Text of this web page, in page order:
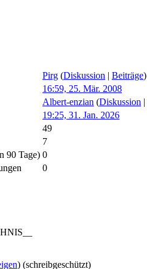
Pirg (Diskussion | Beiträge)
16:59, 25. Mär. 2008
Albert-enzian (Diskussion |
19:25, 31. Jan. 2026
49
7
90 Tage) 0
0
) (schreibgeschützt)